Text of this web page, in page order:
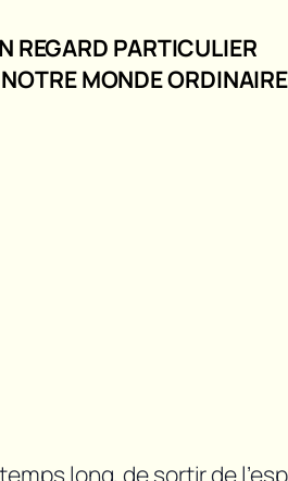
REGARD PARTICULIER
MONDE ORDINAIRE
long, de sortir de